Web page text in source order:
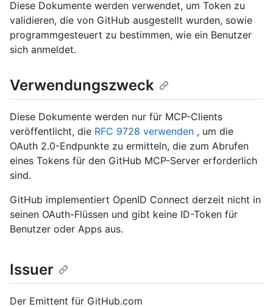
Diese Dokumente werden verwendet, um Token zu
validieren, die von GitHub ausgestellt wurden, sowie
programmgesteuert zu bestimmen, wie ein Benutzer
sich anmeldet.
Verwendungszweck
Diese Dokumente werden nur für MCP-Clients
veröffentlicht, die RFC 9728 verwenden , um die
OAuth 2.0-Endpunkte zu ermitteln, die zum Abrufen
eines Tokens für den GitHub MCP-Server erforderlich
sind.
GitHub implementiert OpenID Connect derzeit nicht in
seinen OAuth-Flüssen und gibt keine ID-Token für
Benutzer oder Apps aus.
Issuer
Der Emittent für GitHub.com